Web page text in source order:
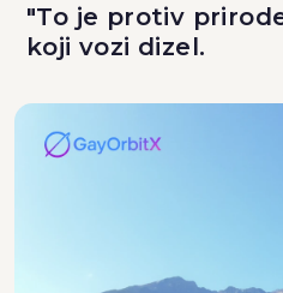
"To je protiv
koji vozi dizel.